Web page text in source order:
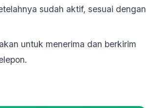
sudah aktif, sesuai dengan
untuk menerima dan berkirim